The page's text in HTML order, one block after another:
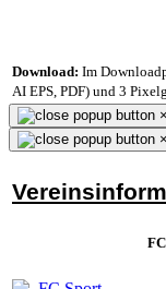
Download: Im
AI EPS, PDF) und 3
×
×